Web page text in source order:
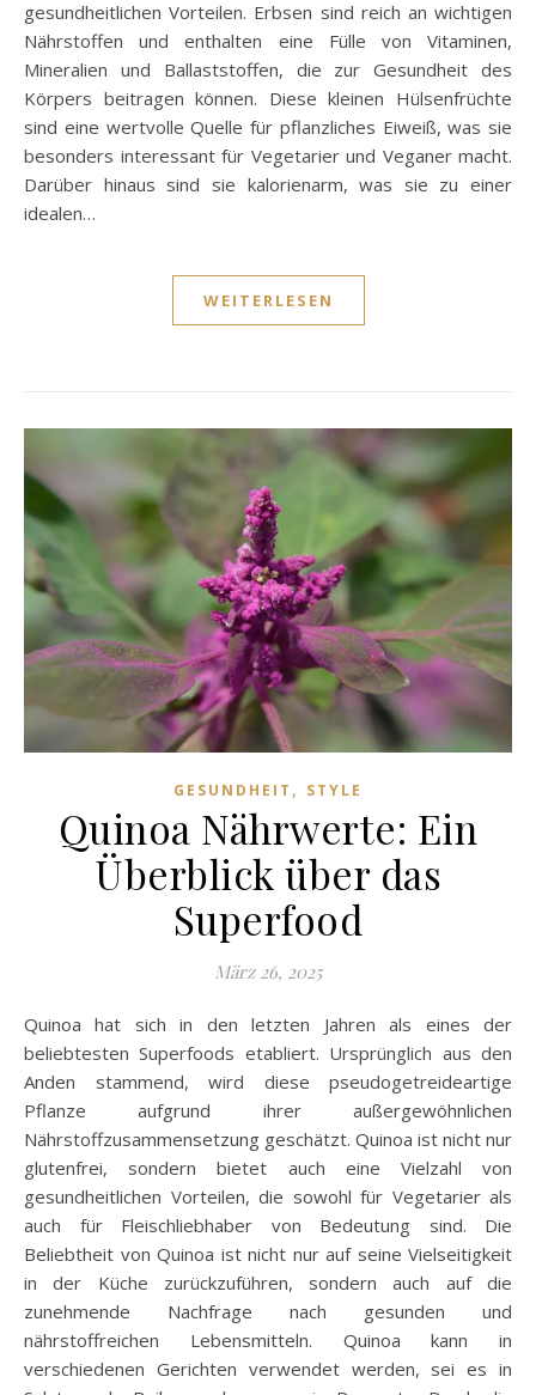
gesundheitlichen Vorteilen. Erbsen sind reich an wichtigen
Nährstoffen und enthalten eine Fülle von Vitaminen,
Mineralien und Ballaststoffen, die zur Gesundheit des
Körpers beitragen können. Diese kleinen Hülsenfrüchte
sind eine wertvolle Quelle für pflanzliches Eiweiß, was sie
besonders interessant für Vegetarier und Veganer macht.
Darüber hinaus sind sie kalorienarm, was sie zu einer
idealen…
WEITERLESEN
GESUNDHEIT , STYLE
Quinoa Nährwerte: Ein
Überblick über das
Superfood
März 26, 2025
Quinoa hat sich in den letzten Jahren als eines der
beliebtesten Superfoods etabliert. Ursprünglich aus den
Anden stammend, wird diese pseudogetreideartige
Pflanze aufgrund ihrer außergewöhnlichen
Nährstoffzusammensetzung geschätzt. Quinoa ist nicht nur
glutenfrei, sondern bietet auch eine Vielzahl von
gesundheitlichen Vorteilen, die sowohl für Vegetarier als
auch für Fleischliebhaber von Bedeutung sind. Die
Beliebtheit von Quinoa ist nicht nur auf seine Vielseitigkeit
in der Küche zurückzuführen, sondern auch auf die
zunehmende Nachfrage nach gesunden und
nährstoffreichen Lebensmitteln. Quinoa kann in
verschiedenen Gerichten verwendet werden, sei es in